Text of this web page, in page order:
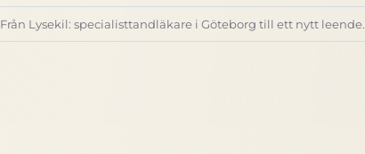
Från Lysekil: specialisttandläkare i Göteborg till ett nytt leende.